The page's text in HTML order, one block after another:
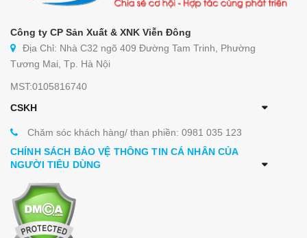
Công ty CP Sản Xuất & XNK Viễn Đông
Địa Chỉ: Nhà C32 ngõ 409 Đường Tam Trinh, Phường
Tương Mai, Tp. Hà Nội
MST:0105816740
CSKH
Chăm sóc khách hàng/ than phiền: 0981 035 123
CHÍNH SÁCH BẢO VỆ THÔNG TIN CÁ NHÂN CỦA
NGƯỜI TIÊU DÙNG